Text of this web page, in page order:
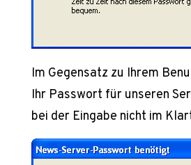
Im Gegensatz zu Ihrem
Ihr Passwort für unseren
bei der Eingabe nicht im